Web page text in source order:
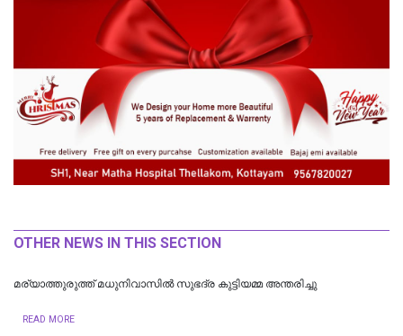
OTHER NEWS IN THIS SECTION
മര്യാത്തുരുത്ത് മധുനിവാസിൽ സുഭദ്ര കുട്ടിയമ്മ അന്തരിച്ചു
READ MORE